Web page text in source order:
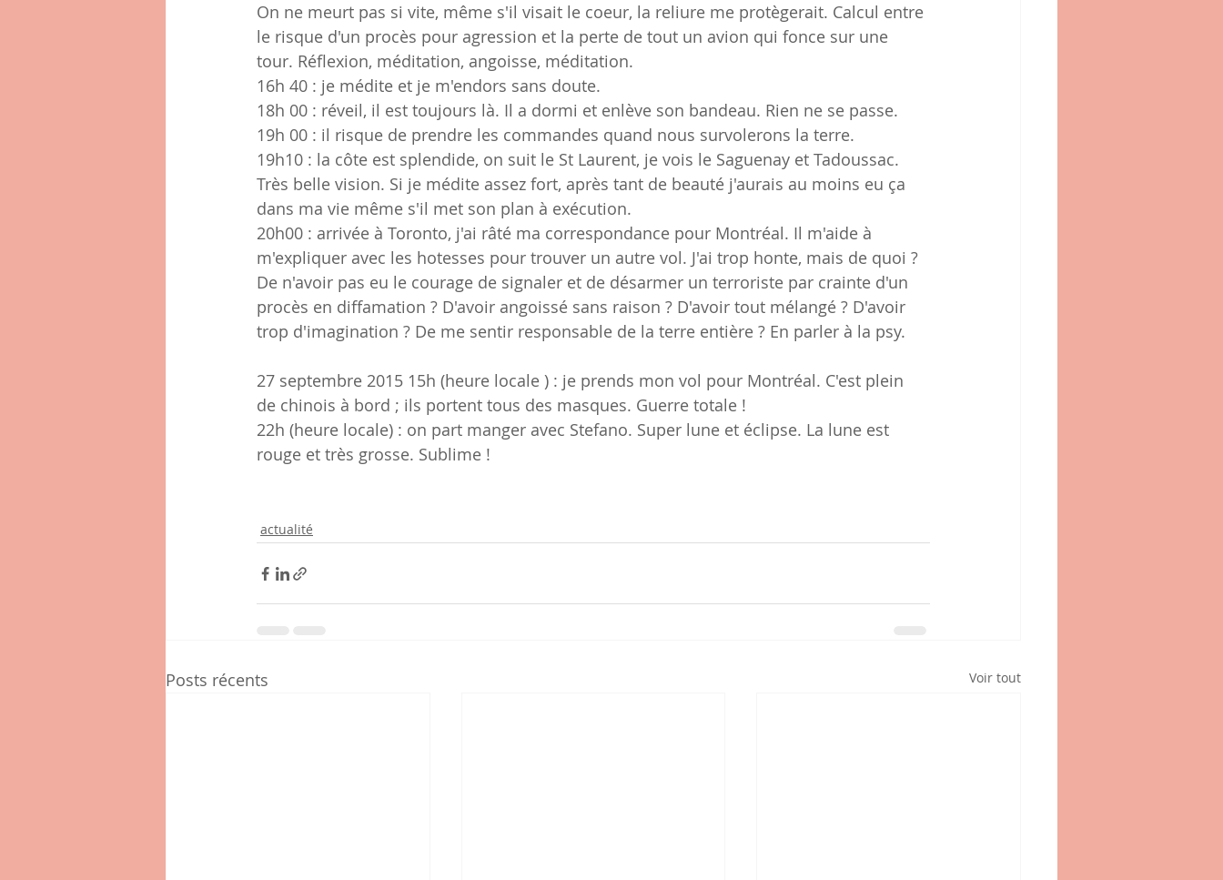
On ne meurt pas si vite, même s'il visait le coeur, la reliure me protègerait. Calcul entre
le risque d'un procès pour agression et la perte de tout un avion qui fonce sur une
tour. Réflexion, méditation, angoisse, méditation.
16h 40 : je médite et je m'endors sans doute.
18h 00 : réveil, il est toujours là. Il a dormi et enlève son bandeau. Rien ne se passe.
19h 00 : il risque de prendre les commandes quand nous survolerons la terre.
19h10 : la côte est splendide, on suit le St Laurent, je vois le Saguenay et Tadoussac.
Très belle vision. Si je médite assez fort, après tant de beauté j'aurais au moins eu ça
dans ma vie même s'il met son plan à exécution.
20h00 : arrivée à Toronto, j'ai râté ma correspondance pour Montréal. Il m'aide à
m'expliquer avec les hotesses pour trouver un autre vol. J'ai trop honte, mais de quoi ?
De n'avoir pas eu le courage de signaler et de désarmer un terroriste par crainte d'un
procès en diffamation ? D'avoir angoissé sans raison ? D'avoir tout mélangé ? D'avoir
trop d'imagination ? De me sentir responsable de la terre entière ? En parler à la psy.
27 septembre 2015 15h (heure locale ) : je prends mon vol pour Montréal. C'est plein
de chinois à bord ; ils portent tous des masques. Guerre totale !
22h (heure locale) : on part manger avec Stefano. Super lune et éclipse. La lune est
rouge et très grosse. Sublime !
actualité
Posts récents Voir tout